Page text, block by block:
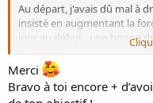
Au départ, j'avais dû mal à
insisté en augmentant la
jour au début.. une bonne
peu conforts et les
inflammé je prenais un
Tu peux aussi tremper ton
Merci
Bravo à toi encore +